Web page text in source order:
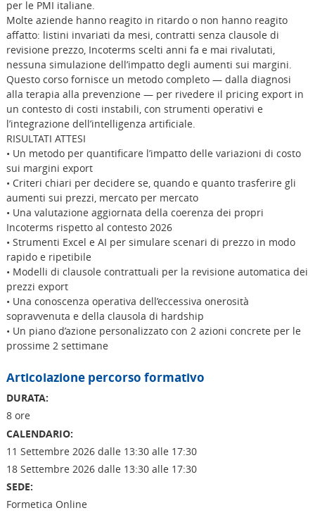
per le PMI italiane.
Molte aziende hanno reagito in ritardo o non hanno reagito
affatto: listini invariati da mesi, contratti senza clausole di
revisione prezzo, Incoterms scelti anni fa e mai rivalutati,
nessuna simulazione dell’impatto degli aumenti sui margini.
Questo corso fornisce un metodo completo — dalla diagnosi
alla terapia alla prevenzione — per rivedere il pricing export in
un contesto di costi instabili, con strumenti operativi e
l’integrazione dell’intelligenza artificiale.
RISULTATI ATTESI
• Un metodo per quantificare l’impatto delle variazioni di costo
sui margini export
• Criteri chiari per decidere se, quando e quanto trasferire gli
aumenti sui prezzi, mercato per mercato
• Una valutazione aggiornata della coerenza dei propri
Incoterms rispetto al contesto 2026
• Strumenti Excel e AI per simulare scenari di prezzo in modo
rapido e ripetibile
• Modelli di clausole contrattuali per la revisione automatica dei
prezzi export
• Una conoscenza operativa dell’eccessiva onerosità
sopravvenuta e della clausola di hardship
• Un piano d’azione personalizzato con 2 azioni concrete per le
prossime 2 settimane
Articolazione percorso formativo
DURATA:
8 ore
CALENDARIO:
11 Settembre 2026 dalle 13:30 alle 17:30
18 Settembre 2026 dalle 13:30 alle 17:30
SEDE:
Formetica Online